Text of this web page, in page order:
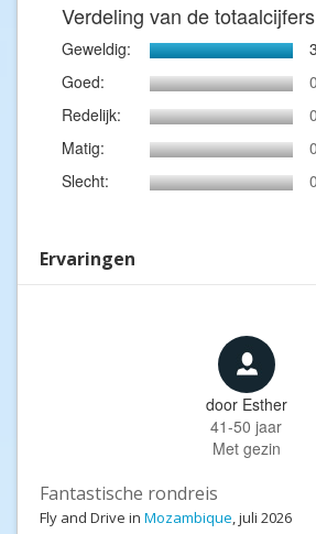
Verdeling van de totaalcijfers
Geweldig:
Goed:
Redelijk:
Matig:
Slecht:
Ervaringen
door Esther
41-50 jaar
Met gezin
Fantastische rondreis
Fly and Drive in Mozambique, juli 2026